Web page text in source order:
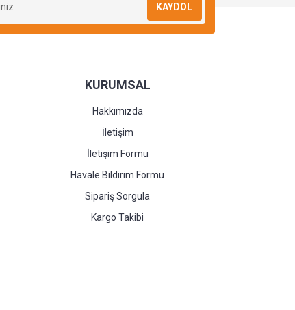
KAYDOL
KURUMSAL
Hakkımızda
İletişim
İletişim Formu
Havale Bildirim Formu
Sipariş Sorgula
Kargo Takibi